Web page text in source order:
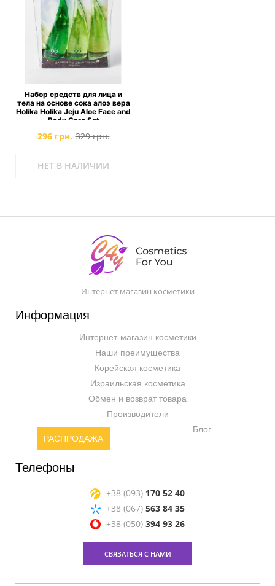
Набор средств для лица и
тела на основе сока алоэ вера
Holika Holika Jeju Aloe Face and
Body Care Set
296 грн. 329 грн.
НЕТ В НАЛИЧИИ
Интернет магазин косметики
Информация
Интернет-магазин косметики
Наши преимущества
Корейская косметика
Израильская косметика
Обмен и возврат товара
Производители
РАСПРОДАЖА
Блог
Телефоны
+38 (093) 170 52 40
+38 (067) 563 84 35
+38 (050) 394 93 26
СВЯЗАТЬСЯ С НАМИ